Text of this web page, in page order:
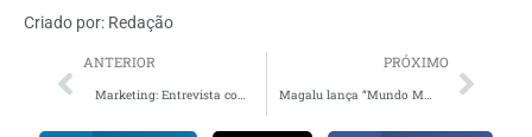
Criado por: Redação
ANTERIOR PRÓXIMO
Magalu lança “Mundo Moda” com campanha com Gaby Amarantos